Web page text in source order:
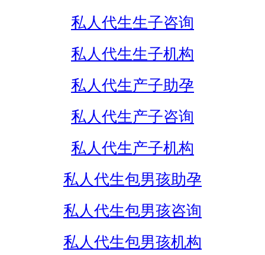
私人代生生子咨询
私人代生生子机构
私人代生产子助孕
私人代生产子咨询
私人代生产子机构
私人代生包男孩助孕
私人代生包男孩咨询
私人代生包男孩机构